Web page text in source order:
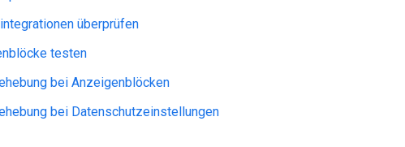
überprüfen
testen
bei Anzeigenblöcken
bei Datenschutzeinstellungen